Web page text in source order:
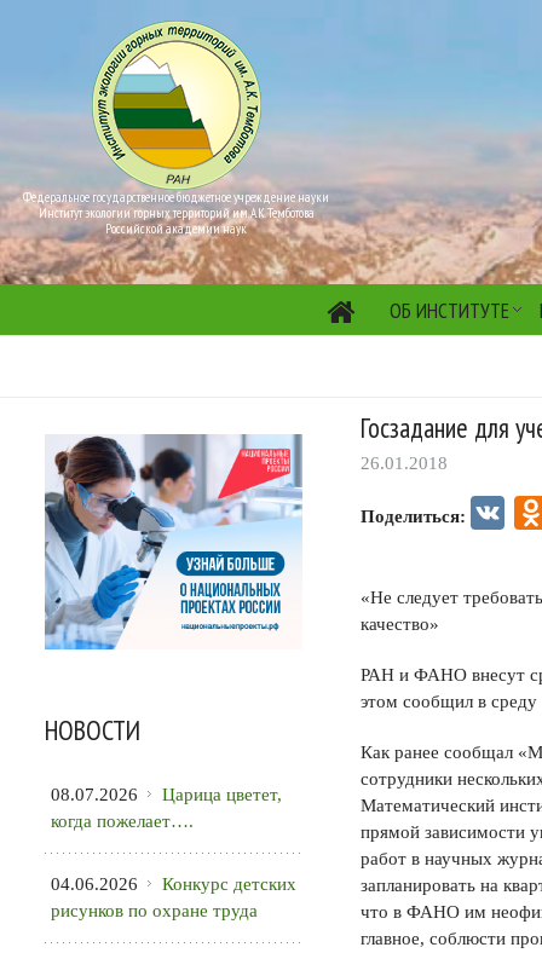
Федеральное государственное бюджетное учреждение науки
Институт экологии горных территорий им. А.К. Темботова
Российской академии наук
ОБ ИНСТИТУТЕ
Госзадание для
26.01.2018
Поделиться: VK
«Не следует
качество»
РАН и ФАНО внесут
этом сообщил в среду
Как ранее сообщал
сотрудники
Математический
прямой зависимости
работ в научных
запланировать на
что в ФАНО им
главное, соблюсти
НОВОСТИ
08.07.2026
Царица цветет,
когда пожелает….
04.06.2026
Конкурс детских
рисунков по охране труда